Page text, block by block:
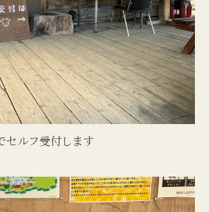
セルフ受付します